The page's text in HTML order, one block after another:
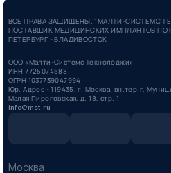
ВСЕ ПРАВА ЗАЩИЩЕНЫ. "МАЛТИ-СИСТЕМС
ПОСТАВЩИК МЕДИЦИНСКИХ ИМПЛАНТОВ ПО
ПЕТЕРБУРГ - ВЛАДИВОСТОК
ООО «Малти-Системс Текнолоджи»
ИНН 7725074588
ОГРН 1037739047994
Юр. Адрес - 119435, г. Москва, вн.тер.г.
Малая Пироговская, д. 18, стр. 1
info@mst.ru
Москва